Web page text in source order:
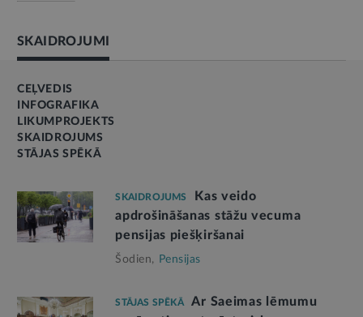
SKAIDROJUMI
CEĻVEDIS
INFOGRAFIKA
LIKUMPROJEKTS
SKAIDROJUMS
STĀJAS SPĒKĀ
SKAIDROJUMS
Kas veido
apdrošināšanas stāžu vecuma
pensijas piešķiršanai
Šodien, Pensijas
STĀJAS SPĒKĀ
Ar Saeimas lēmumu